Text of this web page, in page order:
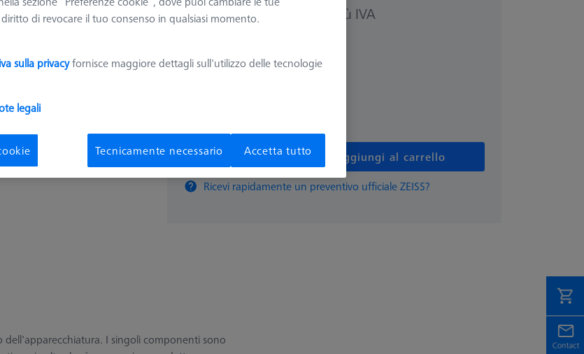
7.299,99 € più IVA
Disponibile
pz
Aggiungi al carrello
Ricevi rapidamente un preventivo ufficiale ZEISS?
dell'apparecchiatura. I singoli componenti sono
di revocare il tuo consenso in qualsiasi momento.
sulla privacyfornisce maggiore dettagli sull'utilizzo delle tecnologie
legali
Tecnicamente necessario Accetta tutto